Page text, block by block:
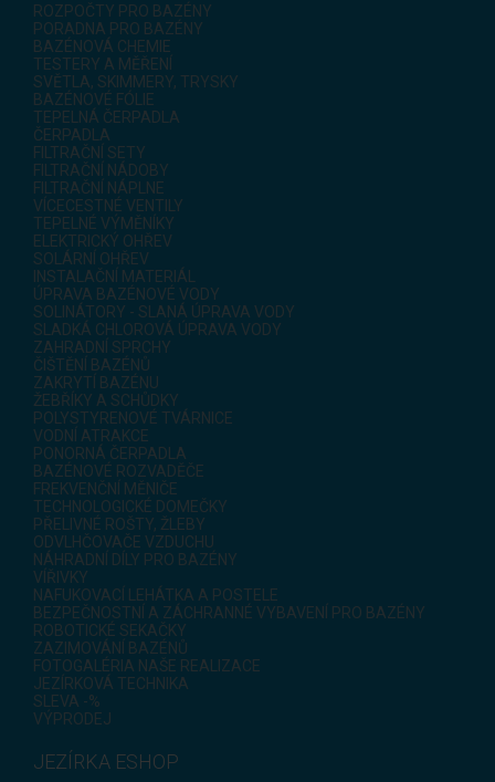
ROZPOČTY PRO BAZÉNY
PORADNA PRO BAZÉNY
BAZÉNOVÁ CHEMIE
TESTERY A MĚŘENÍ
SVĚTLA, SKIMMERY, TRYSKY
BAZÉNOVÉ FÓLIE
TEPELNÁ ČERPADLA
ČERPADLA
FILTRAČNÍ SETY
FILTRAČNÍ NÁDOBY
FILTRAČNÍ NÁPLNE
VÍCECESTNÉ VENTILY
TEPELNÉ VÝMĚNÍKY
ELEKTRICKÝ OHŘEV
SOLÁRNÍ OHŘEV
INSTALAČNÍ MATERIÁL
ÚPRAVA BAZÉNOVÉ VODY
SOLINÁTORY - SLANÁ ÚPRAVA VODY
SLADKÁ CHLOROVÁ ÚPRAVA VODY
ZAHRADNÍ SPRCHY
ČIŠTĚNÍ BAZÉNŮ
ZAKRYTÍ BAZÉNU
ŽEBŘÍKY A SCHŮDKY
POLYSTYRENOVÉ TVÁRNICE
VODNÍ ATRAKCE
PONORNÁ ČERPADLA
BAZÉNOVÉ ROZVADĚČE
FREKVENČNÍ MĚNIČE
TECHNOLOGICKÉ DOMEČKY
PŘELIVNÉ ROŠTY, ŽLEBY
ODVLHČOVAČE VZDUCHU
NÁHRADNÍ DÍLY PRO BAZÉNY
VÍŘIVKY
NAFUKOVACÍ LEHÁTKA A POSTELE
BEZPEČNOSTNÍ A ZÁCHRANNÉ VYBAVENÍ PRO BAZÉNY
ROBOTICKÉ SEKAČKY
ZAZIMOVÁNÍ BAZÉNŮ
FOTOGALÉRIA NAŠE REALIZACE
JEZÍRKOVÁ TECHNIKA
SLEVA -%
VÝPRODEJ
JEZÍRKA ESHOP